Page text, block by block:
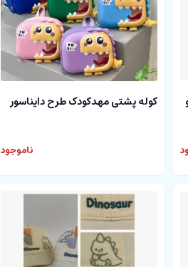
کوله پشتی مهدکودک طرح دایناسور
ناموجود